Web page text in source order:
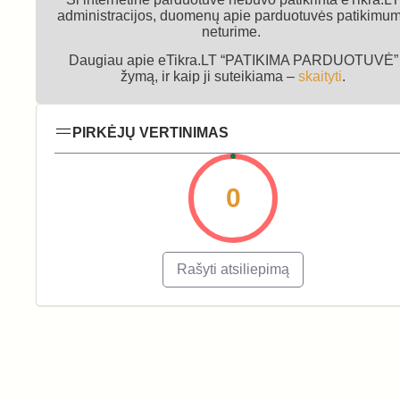
administracijos, duomenų apie parduotuvės
neturime.
Daugiau apie eTikra.LT “PATIKIMA PARDUOTUVĖ”
žymą, ir kaip ji suteikiama – skaityti.
PIRKĖJŲ VERTINIMAS
0
Rašyti atsiliepimą